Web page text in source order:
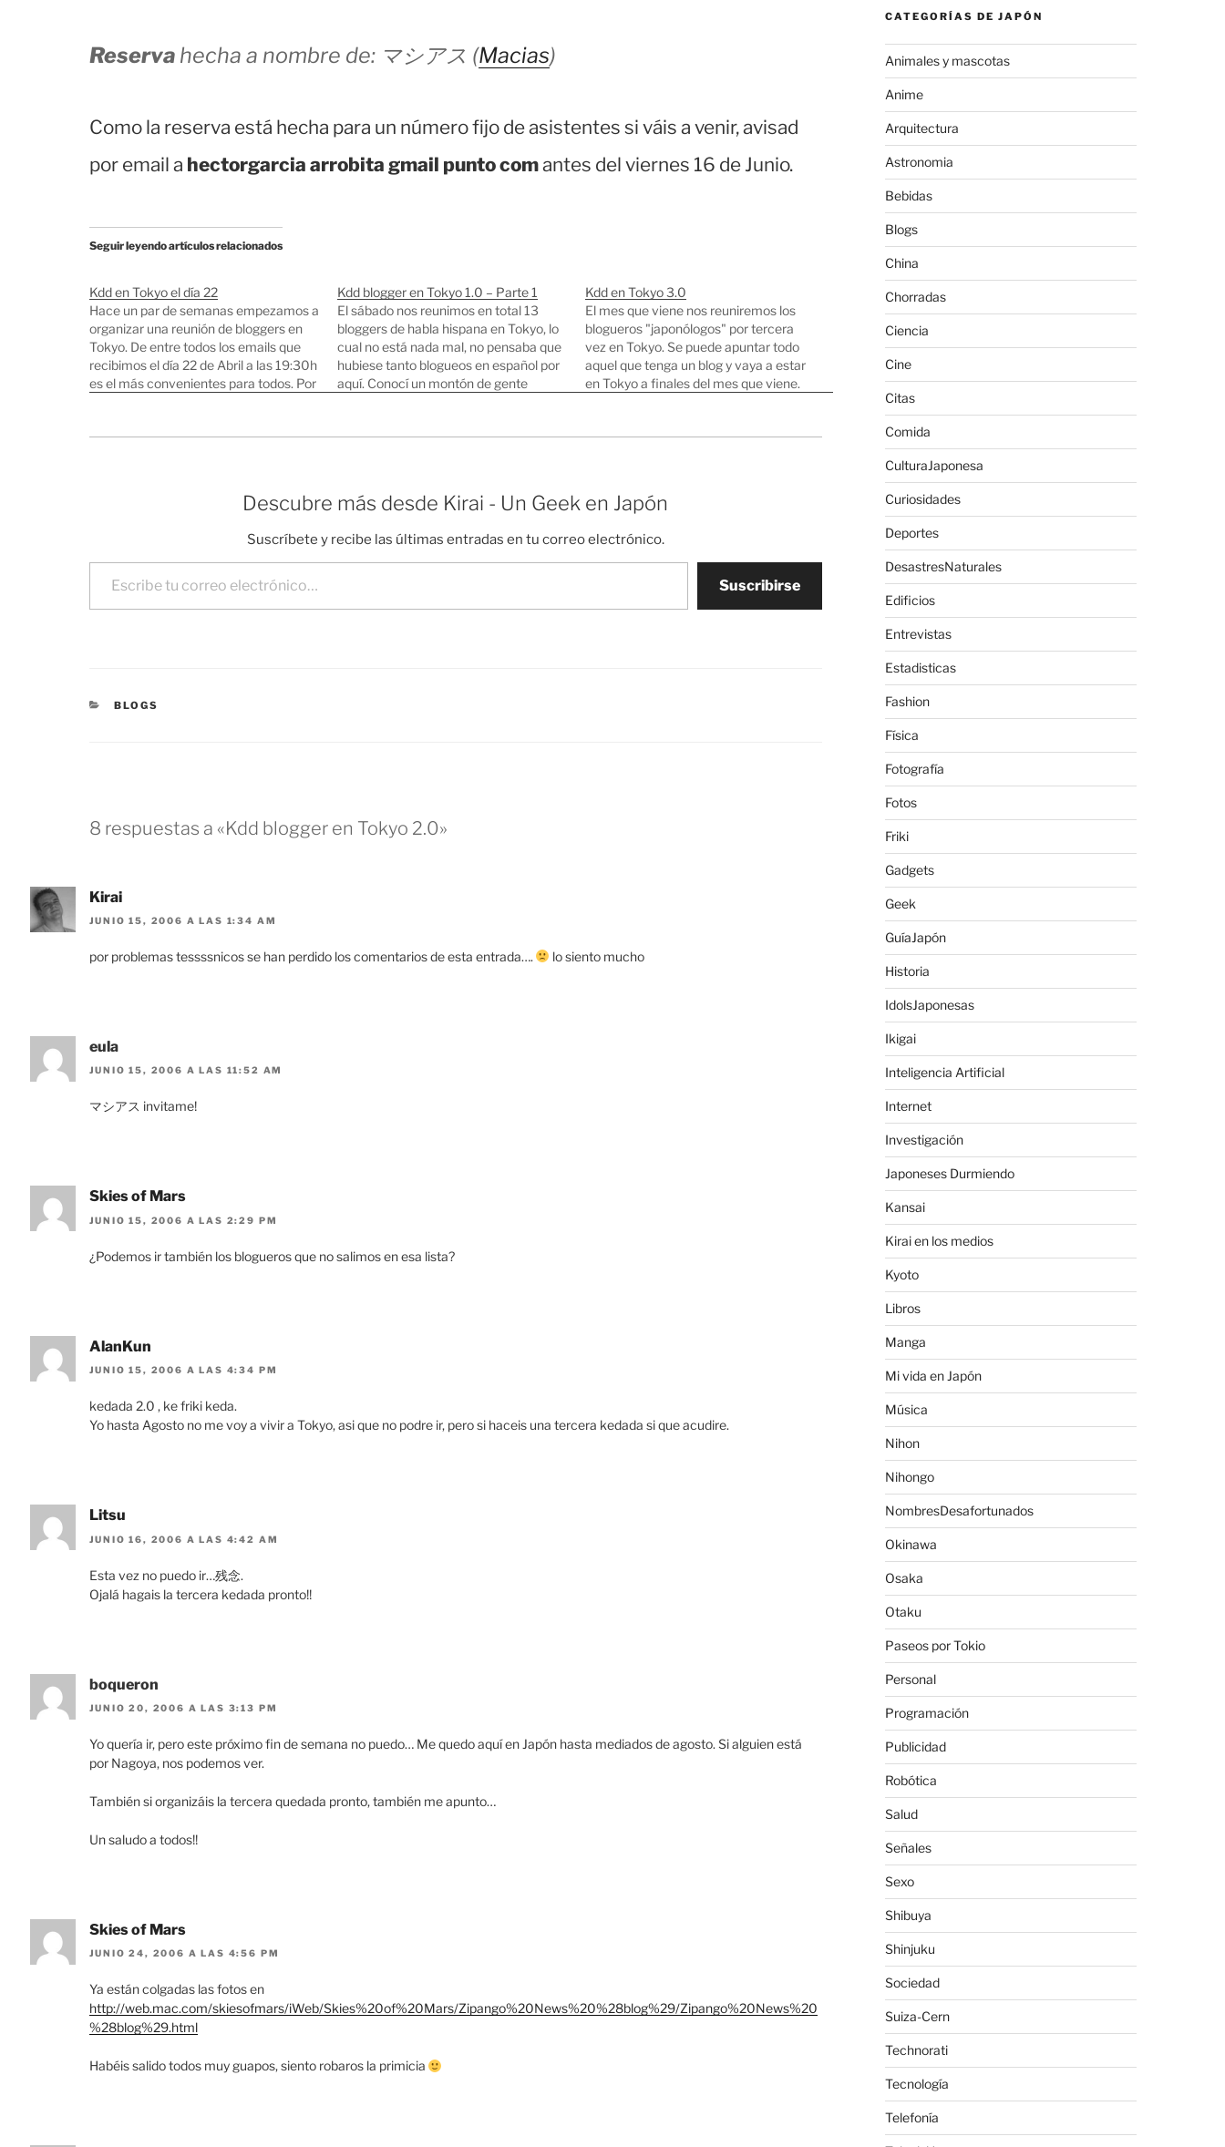
Reserva hecha a nombre de: マシアス (Macias)
Como la reserva está hecha para un número fijo de asistentes si váis a venir, avisad
por email a hectorgarcia arrobita gmail punto comantes del viernes 16 de Junio.
Seguir leyendo artículos relacionados
Kdd en Tokyo el día 22
Hace un par de semanas empezamos a
organizar una reunión de bloggers en
Tokyo. De entre todos los emails que
recibimos el día 22 de Abril a las 19:30h
es el más convenientes para todos. Por
vuestra asistencia con un…
Kdd blogger en Tokyo 1.0 – Parte 1
El sábado nos reunimos en total 13
bloggers de habla hispana en Tokyo, lo
cual no está nada mal, no pensaba que
hubiese tanto blogueos en español por
aquí. Conocí un montón de gente
programadores, estudiantes,
Kdd en Tokyo 3.0
El mes que viene nos reuniremos los
blogueros "japonólogos" por tercera
vez en Tokyo. Se puede apuntar todo
aquel que tenga un blog y vaya a estar
en Tokyo a finales del mes que viene.
click…
Descubre más desde Kirai - Un Geek en Japón
Suscríbete y recibe las últimas entradas en tu correo electrónico.
Escribe tu correo electrónico…
Suscribirse
CATEGORÍAS
BLOGS
8 respuestas a «Kdd blogger en Tokyo 2.0»
Kirai
JUNIO 15, 2006 A LAS 1:34 AM
por problemas tessssnicos se han perdido los comentarios de esta entrada…. lo siento mucho
eula
JUNIO 15, 2006 A LAS 11:52 AM
マシアス invitame!
Skies of Mars
JUNIO 15, 2006 A LAS 2:29 PM
¿Podemos ir también los blogueros que no salimos en esa lista?
AlanKun
JUNIO 15, 2006 A LAS 4:34 PM
kedada 2.0 , ke friki keda.
Yo hasta Agosto no me voy a vivir a Tokyo, asi que no podre ir, pero si haceis una tercera kedada si que acudire.
Litsu
JUNIO 16, 2006 A LAS 4:42 AM
Esta vez no puedo ir…残念.
Ojalá hagais la tercera kedada pronto!!
boqueron
JUNIO 20, 2006 A LAS 3:13 PM
Yo quería ir, pero este próximo fin de semana no puedo… Me quedo aquí en Japón hasta mediados de agosto. Si alguien está
por Nagoya, nos podemos ver.
También si organizáis la tercera quedada pronto, también me apunto…
Un saludo a todos!!
Skies of Mars
JUNIO 24, 2006 A LAS 4:56 PM
Ya están colgadas las fotos en
http://web.mac.com/skiesofmars/iWeb/Skies%20of%20Mars/Zipango%20News%20%28blog%29/Zipango%20News%20
%28blog%29.html
Habéis salido todos muy guapos, siento robaros la primicia
CATEGORÍAS DE JAPÓN
Animales y mascotas
Anime
Arquitectura
Astronomia
Bebidas
Blogs
China
Chorradas
Ciencia
Cine
Citas
Comida
CulturaJaponesa
Curiosidades
Deportes
DesastresNaturales
Edificios
Entrevistas
Estadisticas
Fashion
Física
Fotografía
Fotos
Friki
Gadgets
Geek
GuíaJapón
Historia
IdolsJaponesas
Ikigai
Inteligencia Artificial
Internet
Investigación
Japoneses Durmiendo
Kansai
Kirai en los medios
Kyoto
Libros
Manga
Mi vida en Japón
Música
Nihon
Nihongo
NombresDesafortunados
Okinawa
Osaka
Otaku
Paseos por Tokio
Personal
Programación
Publicidad
Robótica
Salud
Señales
Sexo
Shibuya
Shinjuku
Sociedad
Suiza-Cern
Technorati
Tecnología
Telefonía